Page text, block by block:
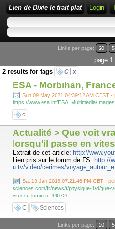
Lien de Dixie le trait plat Login
Links per page: 20
page 1
2 results for tags
C x
ESA - Morbihan,
Sun 09 May 2021 04:39:12 AM CEST -
https://www.esa.int/ESA_Multimedia/
c
Actualité > Que voit
lorsqu'il passe en
Extrait de cet article: http://
Lien pris sur le forum de FS: http://
u.tv/video/cerimes/
Sat 19 Jan 2013 07:21:46 PM CET -
sciences.com/fr/news/t/physique-1/d/que-
vitesse-lumiere_44072/
C Sciences
Links per page: 20